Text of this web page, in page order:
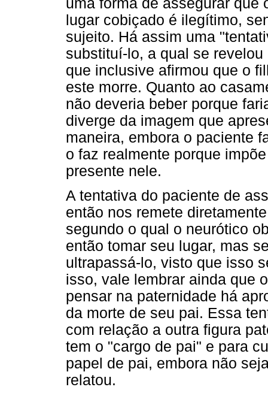
uma forma de assegurar que
lugar cobiçado é ilegítimo,
sujeito. Há assim uma
substituí-lo, a qual se
que inclusive afirmou que o
este morre. Quanto ao
não deveria beber porque
diverge da imagem que
maneira, embora o paciente
o faz realmente porque
presente nele.
A tentativa do paciente de
então nos remete
segundo o qual o neurótico
então tomar seu lugar, mas
ultrapassá-lo, visto que isso
isso, vale lembrar ainda que
pensar na paternidade há
da morte de seu pai. Essa
com relação a outra figura
tem o "cargo de pai" e para
papel de pai, embora não
relatou.